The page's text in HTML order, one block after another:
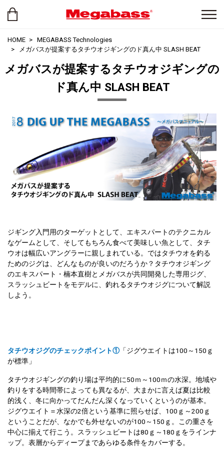
HOME
MEGABASS Technologies
メガバスが提案するタチウオジギングのド真ん中 SLASH BEAT
メガバスが提案するタチウオジギングの
ド真ん中 SLASH BEAT
ジギング入門用のターゲットとして、エキスパートのテクニカル
なゲームとして、そしてもちろん食べて美味しい魚として、タチ
ウオは幅広いアングラーに親しまれている。ではタチウオを釣る
ためのジグは、どんなものが良いのだろうか？タチウオジギング
のエキスパート・楠本直樹とメガバスが共同開発した専用ジグ、
スラッシュビートをモデルに、釣れるタチウオジグについて解説
しよう。
タチウオジグのチェックポイント①「ジグウエイトは100～150ｇ
が標準」
タチウオジギングの釣り場は平均的に50ｍ～100ｍの水深。地域や
釣りをする時間帯によっても異なるが、大まかに言えば夏は比較
的浅く、冬に向かってだんだん深くなっていくというのが基本。
ジグウエイト＝水深の2倍という基準に照らせば、100ｇ～200ｇ
ということだが、なかでも外せないのが100～150ｇ。この重さを
中心に揃えて行こう。スラッシュビートは80ｇ～180ｇをラインナ
ップ。表層からディープまであらゆる条件をカバーする。